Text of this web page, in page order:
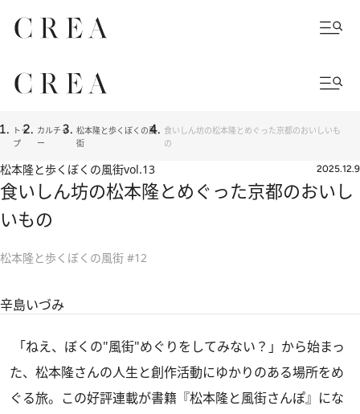
トッ
プ
カルチャ
ー
松本隆と歩くぼくの風
街
食いしん坊の松本隆とめぐった京都のおいしいも
の
松本隆と歩くぼくの風街vol.13 2025.12.9
食いしん坊の松本隆とめぐった京都のおいし
いもの
松本隆と歩くぼくの風街 #12
辛島いづみ
「ねえ、ぼくの"風街"めぐりをしてみない？」から始まっ
た、松本隆さんの人生と創作活動にゆかりのある場所をめ
ぐる旅。この好評連載が書籍 『松本隆と風街さんぽ』 にな